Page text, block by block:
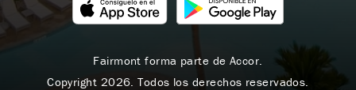
Fairmont forma parte de Accor.
Copyright 2026. Todos los derechos reservados.